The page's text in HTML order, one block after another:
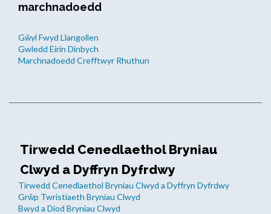
marchnadoedd
Gŵyl Fwyd Llangollen
Gwledd Eirin Dinbych
Marchnadoedd Crefftwyr Rhuthun
Tirwedd Cenedlaethol Bryniau
Clwyd a Dyffryn Dyfrdwy
Tirwedd Cenedlaethol Bryniau Clwyd a Dyffryn Dyfrdwy
Grŵp Twristiaeth Bryniau Clwyd
Bwyd a Diod Bryniau Clwyd